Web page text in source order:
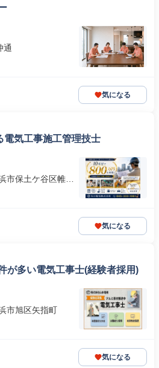
通
気になる
電気工事施工管理技士
市保土ケ谷区帷子
気になる
が多い電気工事士(経験者採用)
市旭区矢指町
気になる